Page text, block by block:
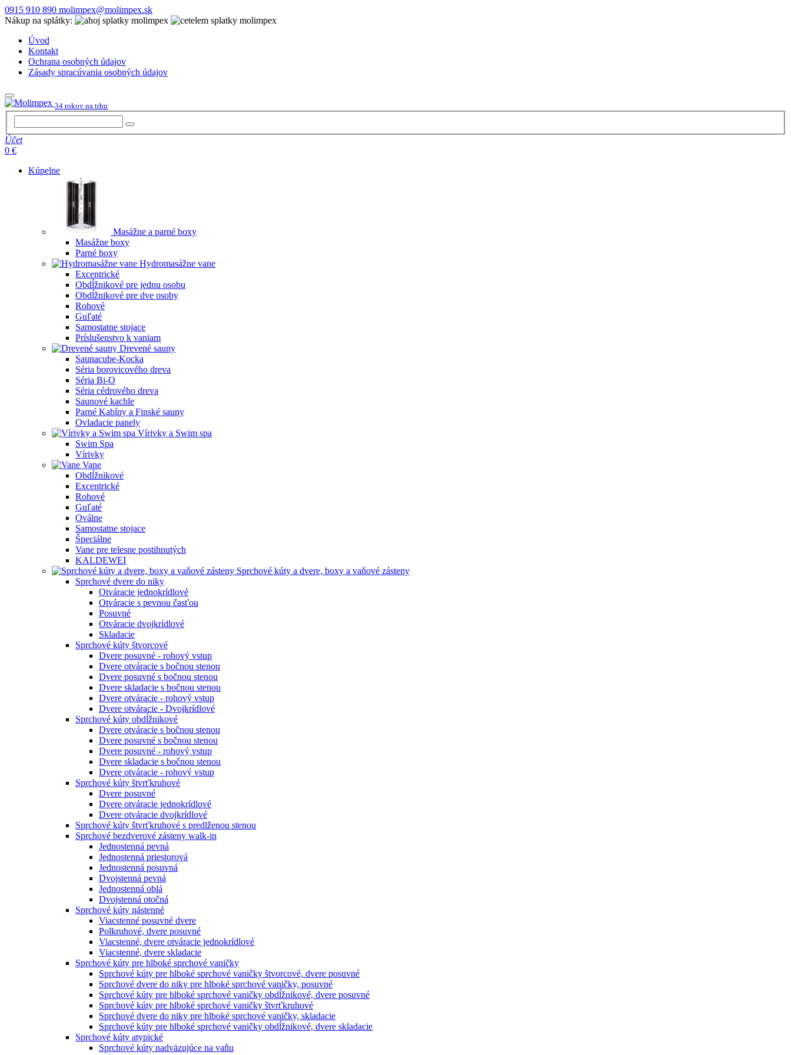
0915 910 890 molimpex@molimpex.sk
Nákup na splátky:
Úvod
Kontakt
Ochrana osobných údajov
Zásady spracúvania osobných údajov
34 rokov na trhu
Účet
0 €
Kúpelne
Masážne a parné boxy
Masážne boxy
Parné boxy
Hydromasážne vane
Excentrické
Obdĺžnikové pre jednu osobu
Obdĺžnikové pre dve osoby
Rohové
Guľaté
Samostatne stojace
Príslušenstvo k vaniam
Drevené sauny
Saunacube-Kocka
Séria borovicového dreva
Séria Bi-O
Séria cédrového dreva
Saunové kachle
Parné Kabíny a Finské sauny
Ovladacie panely
Vírivky a Swim spa
Swim Spa
Vírivky
Vane
Obdĺžnikové
Excentrické
Rohové
Guľaté
Oválne
Samostatne stojace
Špeciálne
Vane pre telesne postihnutých
KALDEWEI
Sprchové kúty a dvere, boxy a vaňové zásteny
Sprchové dvere do niky
Otváracie jednokrídlové
Otváracie s pevnou časťou
Posuvné
Otváracie dvojkrídlové
Skladacie
Sprchové kúty štvorcové
Dvere posuvné - rohový vstup
Dvere otváracie s bočnou stenou
Dvere posuvné s bočnou stenou
Dvere skladacie s bočnou stenou
Dvere otváracie - rohový vstup
Dvere otváracie - Dvojkrídlové
Sprchové kúty obdĺžnikové
Dvere otváracie s bočnou stenou
Dvere posuvné s bočnou stenou
Dvere posuvné - rohový vstup
Dvere skladacie s bočnou stenou
Dvere otváracie - rohový vstup
Sprchové kúty štvrťkruhové
Dvere posuvné
Dvere otváracie jednokrídlové
Dvere otváracie dvojkrídlové
Sprchové kúty štvrťkruhové s predlženou stenou
Sprchové bezdverové zásteny walk-in
Jednostenná pevná
Jednostenná priestorová
Jednostenná posuvná
Dvojstenná pevná
Jednostenná oblá
Dvojstenná otočná
Sprchové kúty nástenné
Viacstenné posuvné dvere
Polkruhové, dvere posuvné
Viacstenné, dvere otváracie jednokrídlové
Viacstenné, dvere skladacie
Sprchové kúty pre hlboké sprchové vaničky
Sprchové kúty pre hlboké sprchové vaničky štvorcové, dvere posuvné
Sprchové dvere do niky pre hlboké sprchové vaničky, posuvné
Sprchové kúty pre hlboké sprchové vaničky obdĺžnikové, dvere posuvné
Sprchové kúty pre hlboké sprchové vaničky štvrťkruhové
Sprchové dvere do niky pre hlboké sprchové vaničky, skladacie
Sprchové kúty pre hlboké sprchové vaničky obdĺžnikové, dvere skladacie
Sprchové kúty atypické
Sprchové kúty nadväzujúce na vaňu